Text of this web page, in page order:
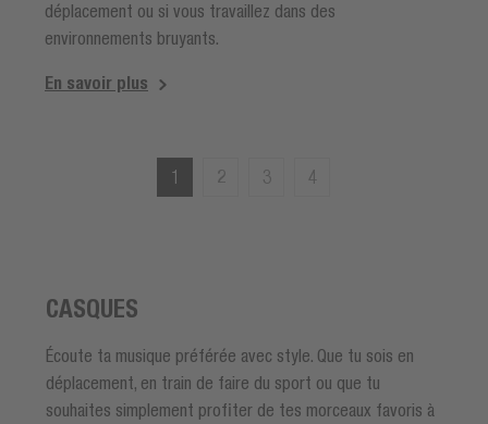
déplacement ou si vous travaillez dans des
environnements bruyants.
En savoir plus
1 2 3 4
CASQUES
Écoute ta musique préférée avec style. Que tu sois en
déplacement, en train de faire du sport ou que tu
souhaites simplement profiter de tes morceaux favoris à